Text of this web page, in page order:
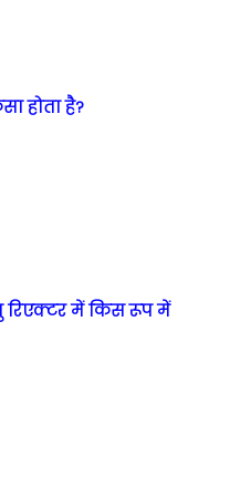
होता है?
रिएक्टर में किस रूप में